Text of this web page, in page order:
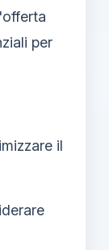
per
il